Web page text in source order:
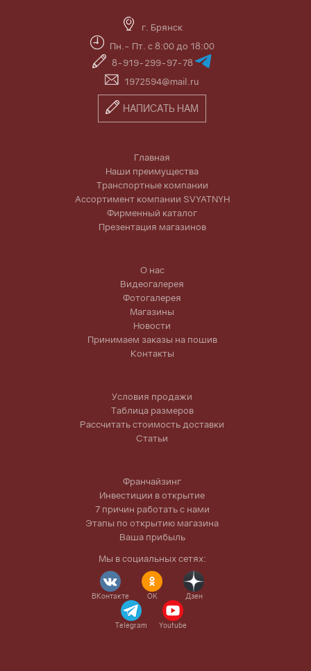
г. Брянск
Пн.- Пт. с 8:00 до 18:00
8-919-299-97-78
1972594@mail.ru
НАПИСАТЬ НАМ
Главная
Наши преимущества
Транспортные компании
Ассортимент компании SVYATNYH
Фирменный каталог
Презентация магазинов
О нас
Видеогалерея
Фотогалерея
Магазины
Новости
Принимаем заказы на пошив
Контакты
Условия продажи
Таблица размеров
Рассчитать стоимость доставки
Статьи
Франчайзинг
Инвестиции в открытие
7 причин работать с нами
Этапы по открытию магазина
Ваша прибыль
Мы в социальных сетях:
ВКонтакте OK Дзен
Telegram Youtube